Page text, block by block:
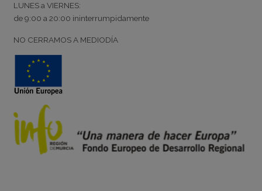
LUNES a VIERNES:
de9:00 a20:00 ininterrumpidamente
NO CERRAMOS A MEDIODÍA